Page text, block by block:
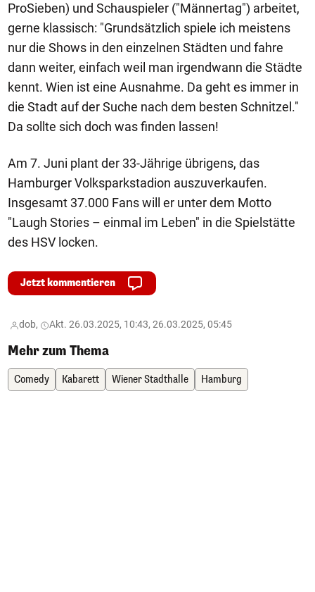
ProSieben) und Schauspieler ("Männertag") arbeitet,
gerne klassisch: "Grundsätzlich spiele ich meistens
nur die Shows in den einzelnen Städten und fahre
dann weiter, einfach weil man irgendwann die Städte
kennt. Wien ist eine Ausnahme. Da geht es immer in
die Stadt auf der Suche nach dem besten Schnitzel."
Da sollte sich doch was finden lassen!
Am 7. Juni plant der 33-Jährige übrigens, das
Hamburger Volksparkstadion auszuverkaufen.
Insgesamt 37.000 Fans will er unter dem Motto
"Laugh Stories – einmal im Leben" in die Spielstätte
des HSV locken.
Jetzt kommentieren
dob, Akt. 26.03.2025, 10:43, 26.03.2025, 05:45
Mehr zum Thema
Comedy Kabarett Wiener Stadthalle Hamburg